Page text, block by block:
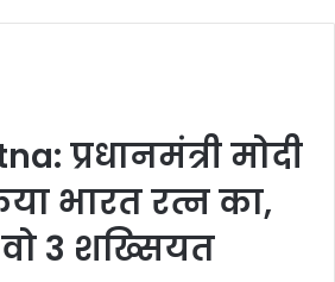
प्रधानमंत्री मोदी
भारत रत्न का,
3 शख्सियत